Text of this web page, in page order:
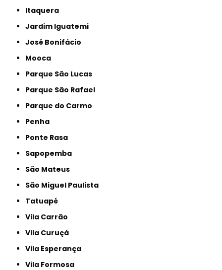
Itaquera
Jardim Iguatemi
José Bonifácio
Mooca
Parque São Lucas
Parque São Rafael
Parque do Carmo
Penha
Ponte Rasa
Sapopemba
São Mateus
São Miguel Paulista
Tatuapé
Vila Carrão
Vila Curuçá
Vila Esperança
Vila Formosa